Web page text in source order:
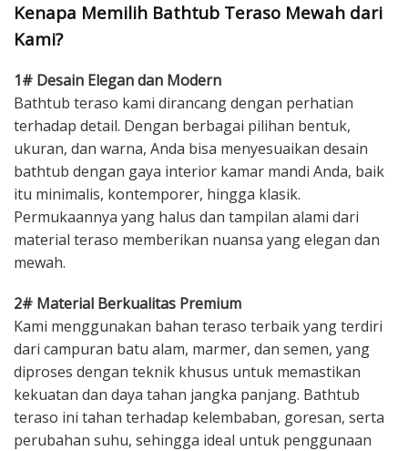
Kenapa Memilih Bathtub Teraso Mewah dari
Kami?
1# Desain Elegan dan Modern
Bathtub teraso kami dirancang dengan perhatian
terhadap detail. Dengan berbagai pilihan bentuk,
ukuran, dan warna, Anda bisa menyesuaikan desain
bathtub dengan gaya interior kamar mandi Anda, baik
itu minimalis, kontemporer, hingga klasik.
Permukaannya yang halus dan tampilan alami dari
material teraso memberikan nuansa yang elegan dan
mewah.
2# Material Berkualitas Premium
Kami menggunakan bahan teraso terbaik yang terdiri
dari campuran batu alam, marmer, dan semen, yang
diproses dengan teknik khusus untuk memastikan
kekuatan dan daya tahan jangka panjang. Bathtub
teraso ini tahan terhadap kelembaban, goresan, serta
perubahan suhu, sehingga ideal untuk penggunaan